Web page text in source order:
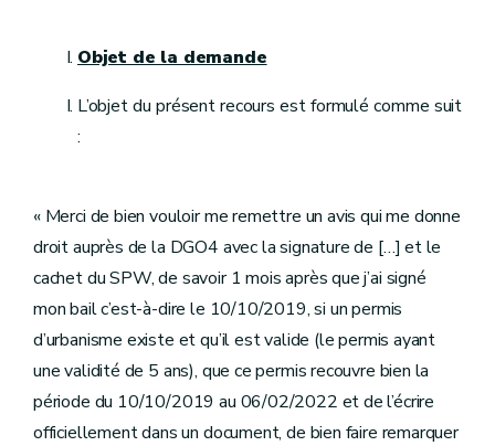
Objet de la demande
L’objet du présent recours est formulé comme suit
:
« Merci de bien vouloir me remettre un avis qui me donne
droit auprès de la DGO4 avec la signature de […] et le
cachet du SPW, de savoir 1 mois après que j’ai signé
mon bail c’est-à-dire le 10/10/2019, si un permis
d’urbanisme existe et qu’il est valide (le permis ayant
une validité de 5 ans), que ce permis recouvre bien la
période du 10/10/2019 au 06/02/2022 et de l’écrire
officiellement dans un document, de bien faire remarquer